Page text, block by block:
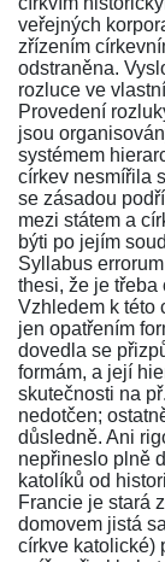
veřejných
zřízením
odstraněna.
rozluce ve
Provedení
jsou
systémem
církev nesmířila
se zásadou
mezi státem a
býti po jejím
Syllabus
thesi, že je třeba
Vzhledem k této
jen opatřením
dovedla se
formám, a její
skutečnosti na
nedotčen;
důsledně. Ani
nepřineslo plně
katolíků od
Francie je stará
domovem jistá
církve katolické)